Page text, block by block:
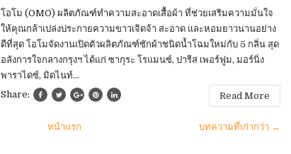
โอโม (OMO) ผลิตภัณฑ์ทำความสะอาดเสื้อผ้า ที่ช่วยเสริมความมั่นใจ
ให้คุณกล้าเปล่งประกายความขาวเจิดจ้า สะอาด และหอมยาวนานอย่าง
ดีที่สุด โอโมจัดงานเปิดตัวผลิตภัณฑ์ซักผ้าชนิดน้ำโฉมใหม่กับ 5 กลิ่น สุด
อลังการใจกลางกรุงฯ ได้แก่ ซากุระ โรแมนซ์, ปารีส เพอร์ฟูม, มอร์นิ่ง
พาราไดซ์, มิดไนท์...
Share:
Read More
บทความที่เก่ากว่า →
หน้าแรก